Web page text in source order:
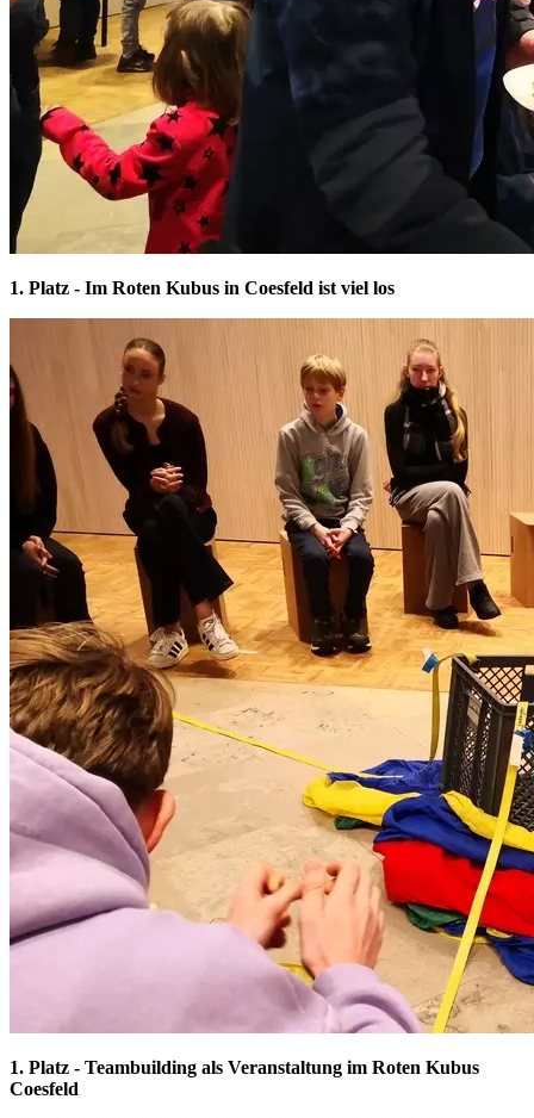
1. Platz - Im Roten Kubus in Coesfeld ist viel los
1. Platz - Teambuilding als Veranstaltung im Roten Kubus
Coesfeld